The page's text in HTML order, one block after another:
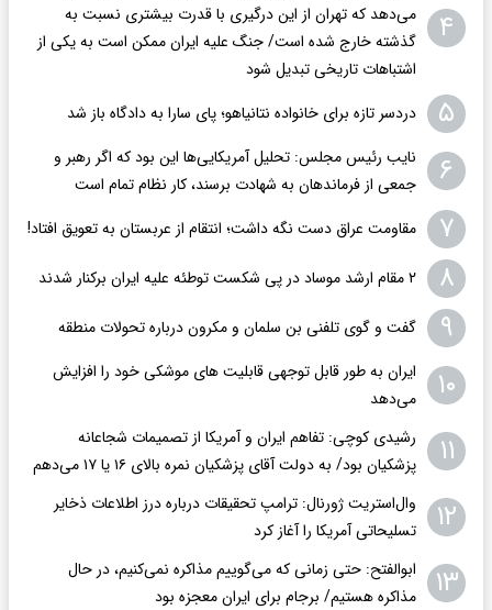
۴
می‌دهد که تهران از این درگیری با قدرت بیشتری نسبت به
گذشته خارج شده است/ جنگ علیه ایران ممکن است به یکی از
اشتباهات تاریخی تبدیل شود
۵ دردسر تازه برای خانواده نتانیاهو؛ پای سارا به دادگاه باز شد
۶
نایب رئیس مجلس: تحلیل آمریکایی‌ها این بود که اگر رهبر و
جمعی از فرماندهان به شهادت برسند، کار نظام تمام است
۷ مقاومت عراق دست نگه داشت؛ انتقام از عربستان به تعویق افتاد!
۸ ۲ مقام‌ ارشد موساد در پی شکست توطئه علیه ایران برکنار شدند
۹ گفت و گوی تلفنی بن سلمان و مکرون درباره تحولات منطقه
۱۰
ایران به طور قابل توجهی قابلیت های موشکی خود را افزایش
می‌دهد
۱۱
رشیدی کوچی: تفاهم ایران و آمریکا از تصمیمات شجاعانه
پزشکیان بود/ به دولت آقای پزشکیان نمره بالای ۱۶ یا ۱۷ می‌دهم
۱۲
وال‌استریت ژورنال: ترامپ تحقیقات درباره درز اطلاعات ذخایر
تسلیحاتی آمریکا را آغاز کرد
۱۳
ابوالفتح: حتی زمانی که می‌گوییم مذاکره نمی‌کنیم، در حال
مذاکره هستیم/ برجام برای ایران معجزه بود